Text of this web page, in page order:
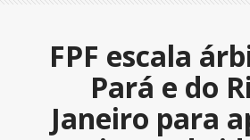
FPF escala
Pará e do
Janeiro para